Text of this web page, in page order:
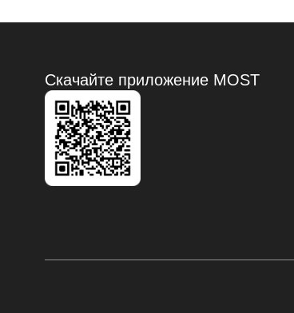
Скачайте приложение MOST